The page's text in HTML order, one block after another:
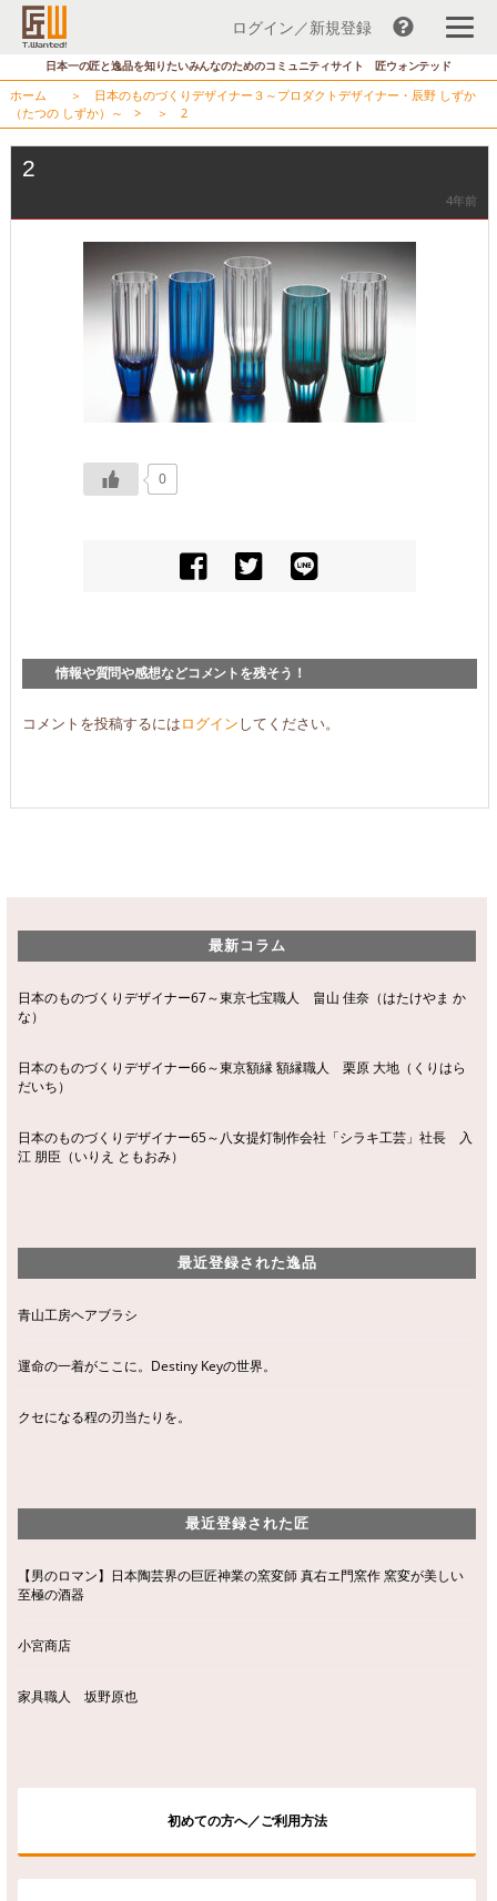
ン
ス
ログイン／新規登録
日本一の匠と逸品を知りたいみんなのためのコミュニティサイト 匠ウォンテッド
ホーム ＞ 日本のものづくりデザイナー３～プロダクトデザイナー・辰野 しずか
（たつの しずか）～
> ＞ 2
2
4年前
0
情報や質問や感想などコメントを残そう！
コメントを投稿するにはログインしてください。
最新コラム
日本のものづくりデザイナー67～東京七宝職人 畠山 佳奈（はたけやま か
な）
日本のものづくりデザイナー66～東京額縁 額縁職人 栗原 大地（くりはら
だいち）
日本のものづくりデザイナー65～八女提灯制作会社「シラキ工芸」社長 入
江 朋臣（いりえ ともおみ）
最近登録された逸品
青山工房ヘアブラシ
運命の一着がここに。Destiny Keyの世界。
クセになる程の刃当たりを。
最近登録された匠
【男のロマン】日本陶芸界の巨匠神業の窯変師 真右エ門窯作 窯変が美しい
至極の酒器
小宮商店
家具職人 坂野原也
初めての方へ／ご利用方法